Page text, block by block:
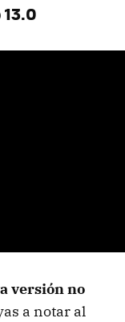
versión no
a notar al